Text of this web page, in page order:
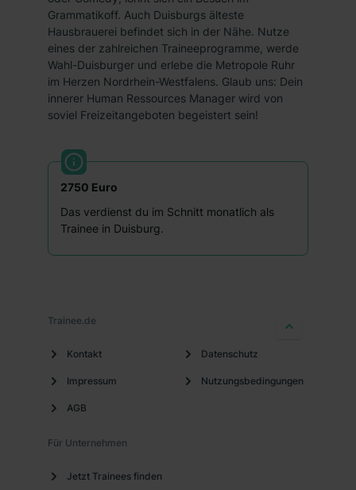
dem Punkt „Datenschutz-Einstellungen“ widerrufen.
Weitere Informationen zu den einzelnen Cookies findest
du durch Klick auf „Details zeigen“. Weitere
Informationen:Datenschutzerklärung,Impressum
Grammatikoff. Auch Duisburgs älteste
Hausbrauerei befindet sich in der Nähe. Nutze
eines der zahlreichen Traineeprogramme, werde
Wahl-Duisburger und erlebe die Metropole Ruhr
im Herzen Nordrhein-Westfalens. Glaub uns: Dein
innerer Human Ressources Manager wird von
soviel Freizeitangeboten begeistert sein!
2750 Euro
Das verdienst du im Schnitt monatlich als
Trainee in Duisburg.
Trainee.de
Kontakt
Impressum
AGB
Datenschutz
Nutzungsbedingungen
Für Unternehmen
Jetzt Trainees finden